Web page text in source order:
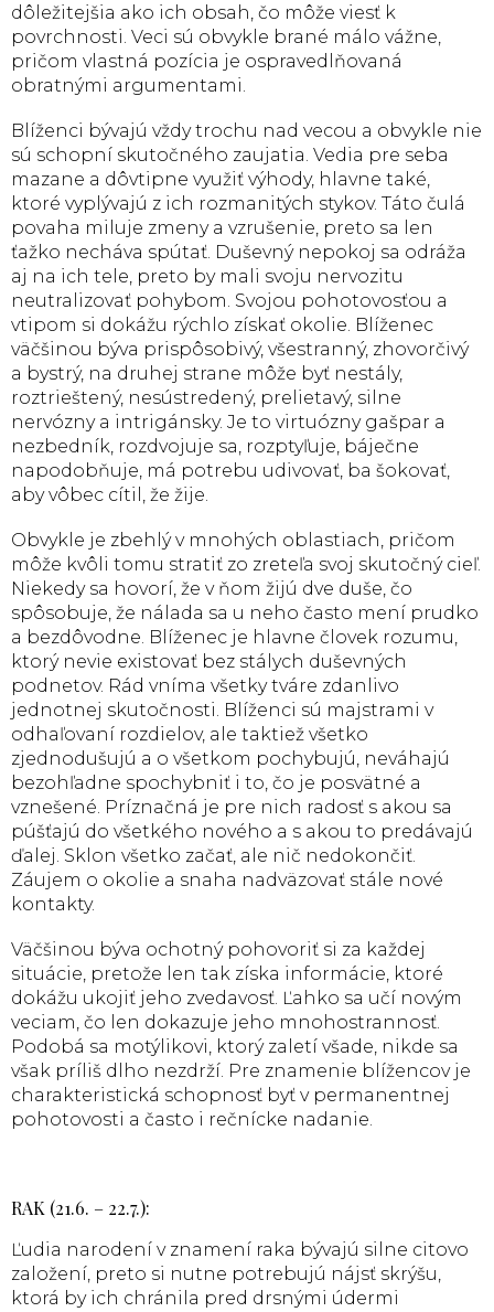
dôležitejšia ako ich obsah, čo môže viesť k
povrchnosti. Veci sú obvykle brané málo vážne,
pričom vlastná pozícia je ospravedlňovaná
obratnými argumentami.
Blíženci bývajú vždy trochu nad vecou a obvykle nie
sú schopní skutočného zaujatia. Vedia pre seba
mazane a dôvtipne využiť výhody, hlavne také,
ktoré vyplývajú z ich rozmanitých stykov. Táto čulá
povaha miluje zmeny a vzrušenie, preto sa len
ťažko necháva spútať. Duševný nepokoj sa odráža
aj na ich tele, preto by mali svoju nervozitu
neutralizovať pohybom. Svojou pohotovosťou a
vtipom si dokážu rýchlo získať okolie. Blíženec
väčšinou býva prispôsobivý, všestranný, zhovorčivý
a bystrý, na druhej strane môže byť nestály,
roztrieštený, nesústredený, prelietavý, silne
nervózny a intrigánsky. Je to virtuózny gašpar a
nezbedník, rozdvojuje sa, rozptyľuje, báječne
napodobňuje, má potrebu udivovať, ba šokovať,
aby vôbec cítil, že žije.
Obvykle je zbehlý v mnohých oblastiach, pričom
môže kvôli tomu stratiť zo zreteľa svoj skutočný cieľ.
Niekedy sa hovorí, že v ňom žijú dve duše, čo
spôsobuje, že nálada sa u neho často mení prudko
a bezdôvodne. Blíženec je hlavne človek rozumu,
ktorý nevie existovať bez stálych duševných
podnetov. Rád vníma všetky tváre zdanlivo
jednotnej skutočnosti. Blíženci sú majstrami v
odhaľovaní rozdielov, ale taktiež všetko
zjednodušujú a o všetkom pochybujú, neváhajú
bezohľadne spochybniť i to, čo je posvätné a
vznešené. Príznačná je pre nich radosť s akou sa
púšťajú do všetkého nového a s akou to predávajú
ďalej. Sklon všetko začať, ale nič nedokončiť.
Záujem o okolie a snaha nadväzovať stále nové
kontakty.
Väčšinou býva ochotný pohovoriť si za každej
situácie, pretože len tak získa informácie, ktoré
dokážu ukojiť jeho zvedavosť. Ľahko sa učí novým
veciam, čo len dokazuje jeho mnohostrannosť.
Podobá sa motýlikovi, ktorý zaletí všade, nikde sa
však príliš dlho nezdrží. Pre znamenie blížencov je
charakteristická schopnosť byť v permanentnej
pohotovosti a často i rečnícke nadanie.
RAK (21.6. – 22.7.):
Ľudia narodení v znamení raka bývajú silne citovo
založení, preto si nutne potrebujú nájsť skrýšu,
ktorá by ich chránila pred drsnými údermi